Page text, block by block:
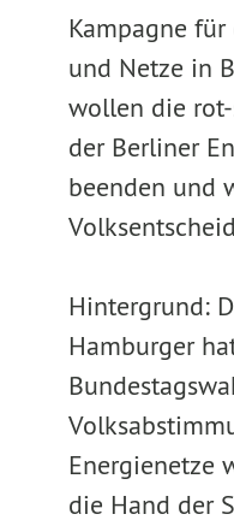
Kampagne
und Netze in
wollen die
der Berliner
beenden und
Hintergrund:
Hamburger
Energienetze
die Hand der